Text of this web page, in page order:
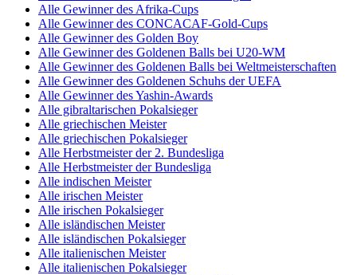
Alle Gewinner des Afrika-Cups
Alle Gewinner des CONCACAF-Gold-Cups
Alle Gewinner des Golden Boy
Alle Gewinner des Goldenen Balls bei U20-WM
Alle Gewinner des Goldenen Balls bei Weltmeisterschaften
Alle Gewinner des Goldenen Schuhs der UEFA
Alle Gewinner des Yashin-Awards
Alle gibraltarischen Pokalsieger
Alle griechischen Meister
Alle griechischen Pokalsieger
Alle Herbstmeister der 2. Bundesliga
Alle Herbstmeister der Bundesliga
Alle indischen Meister
Alle irischen Meister
Alle irischen Pokalsieger
Alle isländischen Meister
Alle isländischen Pokalsieger
Alle italienischen Meister
Alle italienischen Pokalsieger